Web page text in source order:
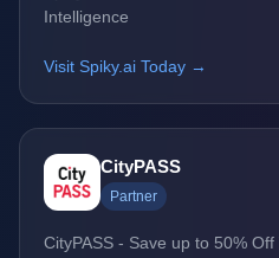
Intelligence
Visit Spiky.ai Today →
CityPASS
Partner
CityPASS - Save up to 50%